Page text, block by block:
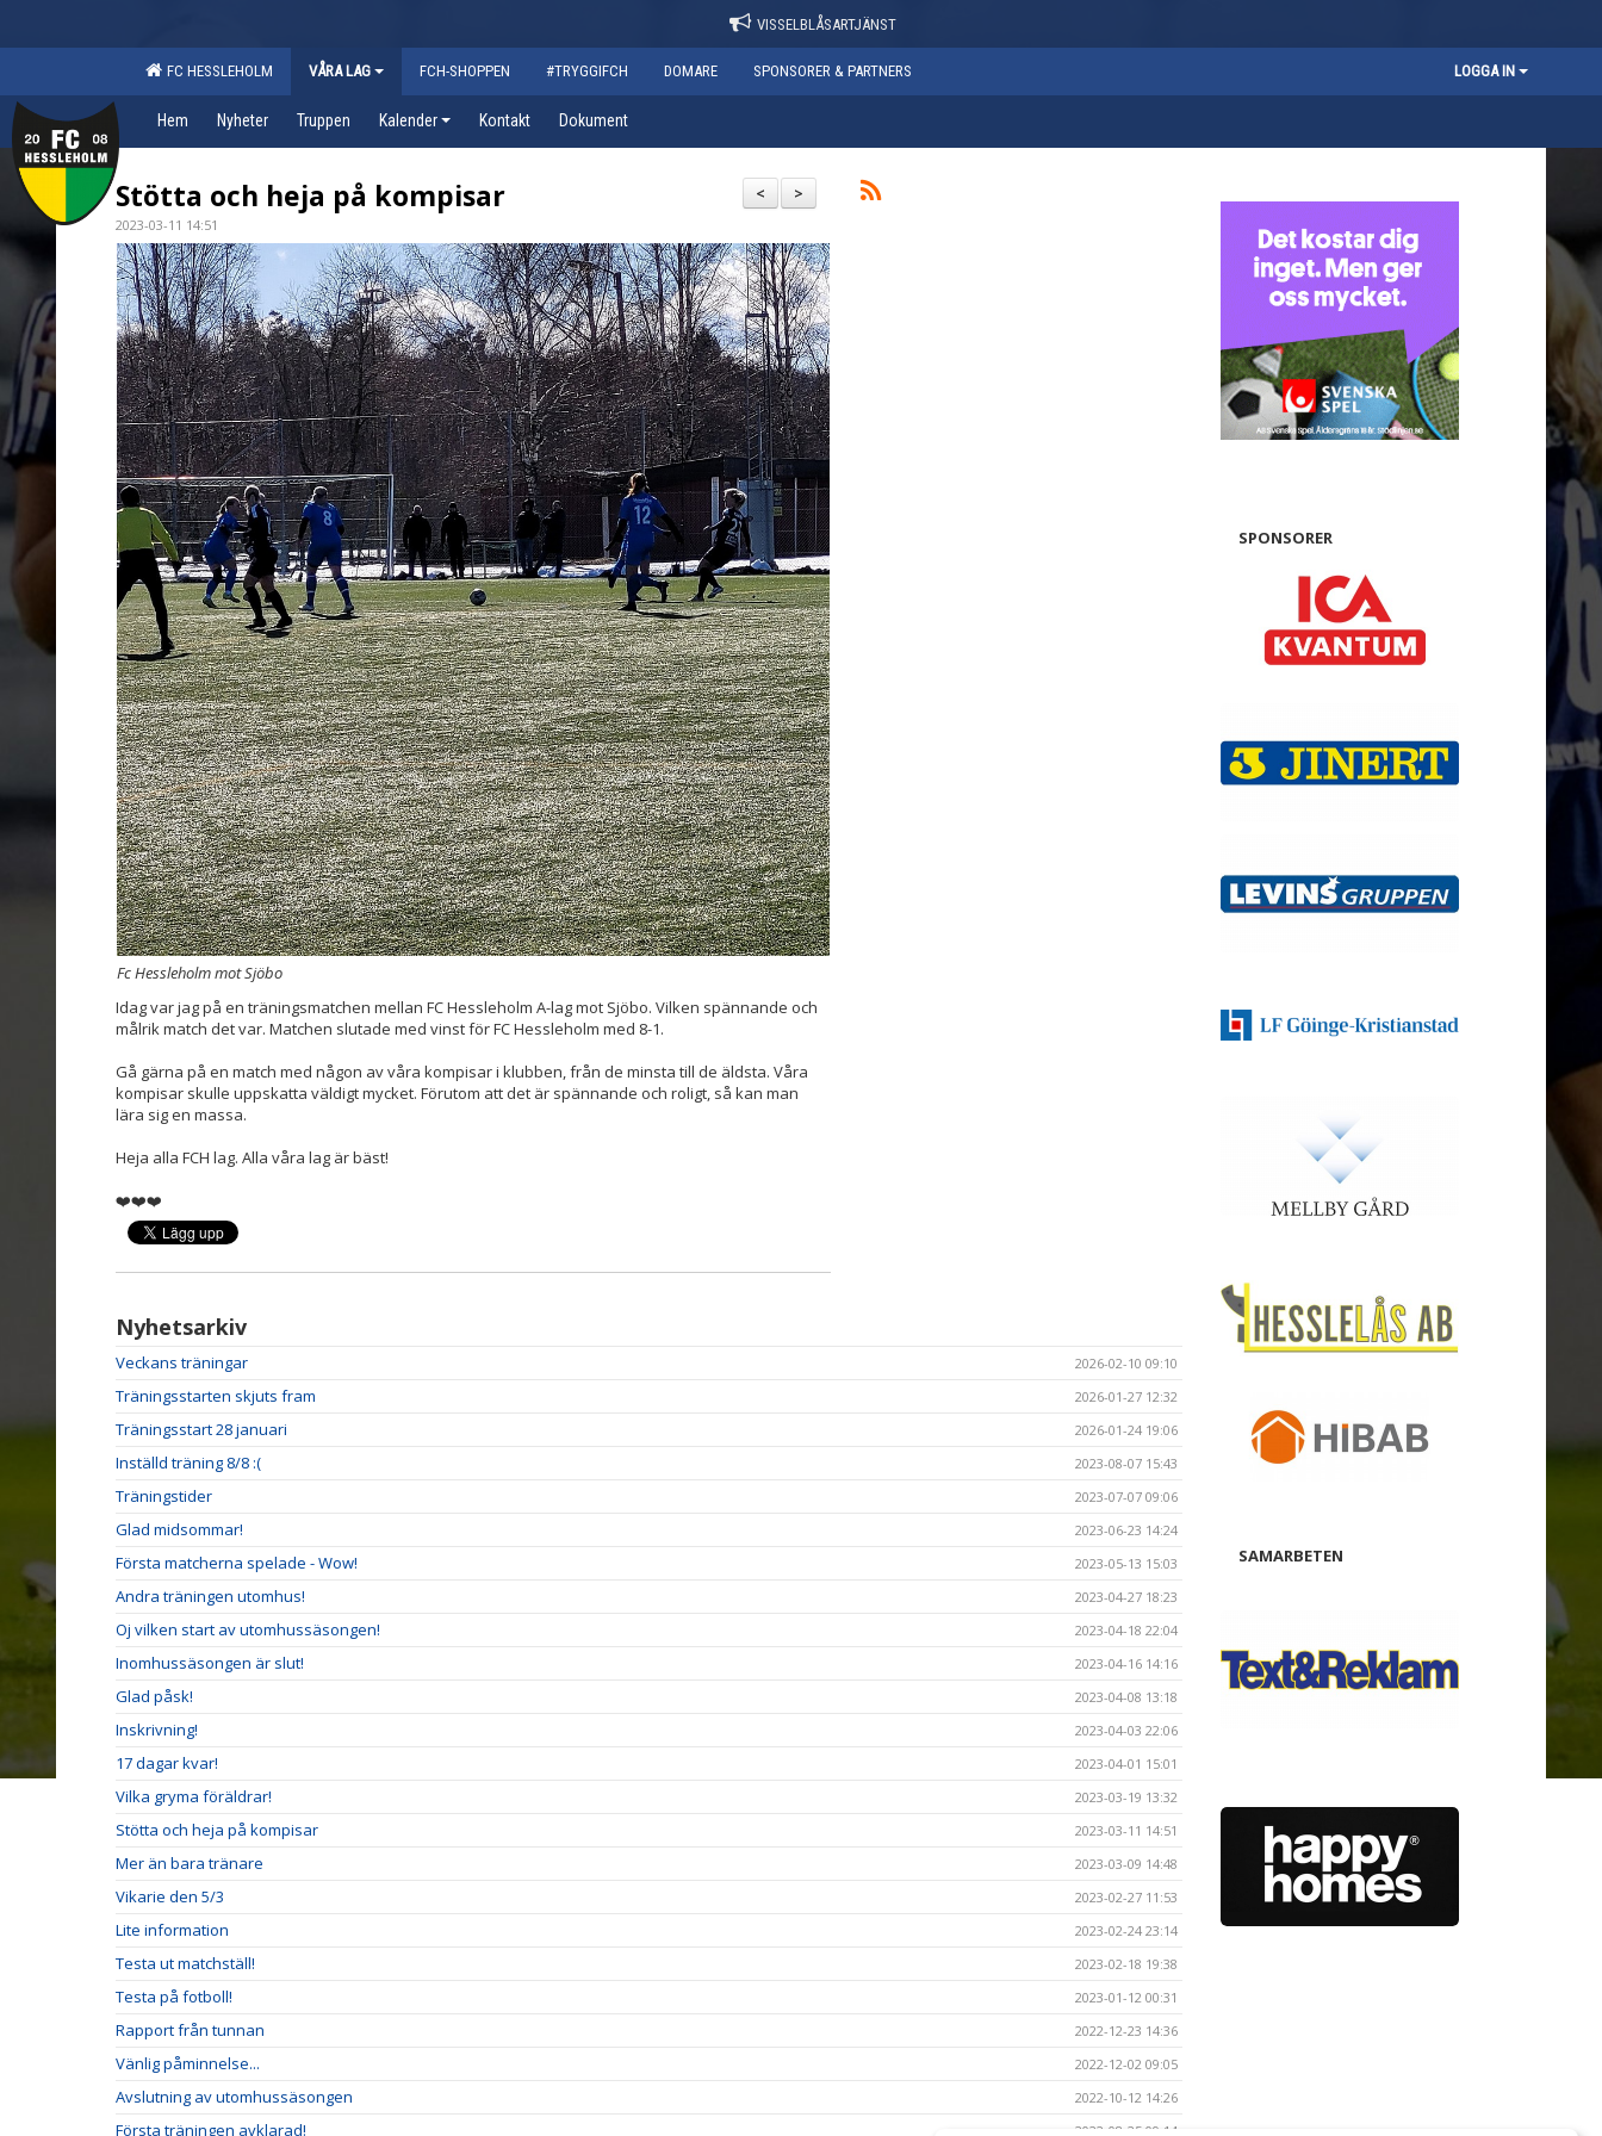
VISSELBLÅSARTJÄNST
FC HESSLEHOLM VÅRA LAG FCH-SHOPPEN #TRYGGIFCH DOMARE SPONSORER & PARTNERS LOGGA IN
Hem Nyheter Truppen Kalender Kontakt Dokument
>
<
Stötta och heja på kompisar
2023-03-11 14:51
Fc Hessleholm mot Sjöbo
Idag var jag på en träningsmatchen mellan FC Hessleholm A-lag mot Sjöbo. Vilken spännande och
målrik match det var. Matchen slutade med vinst för FC Hessleholm med 8-1.
Gå gärna på en match med någon av våra kompisar i klubben, från de minsta till de äldsta. Våra
kompisar skulle uppskatta väldigt mycket. Förutom att det är spännande och roligt, så kan man
lära sig en massa.
Heja alla FCH lag. Alla våra lag är bäst!
❤️❤️❤️
Nyhetsarkiv
Veckans träningar 2026-02-10 09:10
Träningsstarten skjuts fram 2026-01-27 12:32
Träningsstart 28 januari 2026-01-24 19:06
Inställd träning 8/8 :( 2023-08-07 15:43
Träningstider 2023-07-07 09:06
Glad midsommar! 2023-06-23 14:24
Första matcherna spelade - Wow! 2023-05-13 15:03
Andra träningen utomhus! 2023-04-27 18:23
Oj vilken start av utomhussäsongen! 2023-04-18 22:04
Inomhussäsongen är slut! 2023-04-16 14:16
Glad påsk! 2023-04-08 13:18
Inskrivning! 2023-04-03 22:06
17 dagar kvar! 2023-04-01 15:01
Vilka gryma föräldrar! 2023-03-19 13:32
Stötta och heja på kompisar 2023-03-11 14:51
Mer än bara tränare 2023-03-09 14:48
Vikarie den 5/3 2023-02-27 11:53
Lite information 2023-02-24 23:14
Testa ut matchställ! 2023-02-18 19:38
Testa på fotboll! 2023-01-12 00:31
Rapport från tunnan 2022-12-23 14:36
Vänlig påminnelse... 2022-12-02 09:05
Avslutning av utomhussäsongen 2022-10-12 14:26
Första träningen avklarad! 2022-08-25 09:14
SPONSORER
SAMARBETEN